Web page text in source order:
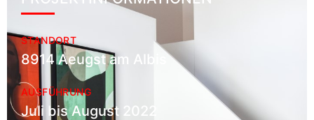
STANDORT
8914 Aeugst am Albis
AUSFÜHRUNG
Juli bis August 2022